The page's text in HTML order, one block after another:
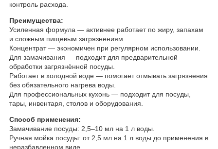
контроль расхода.
Преимущества:
Усиленная формула — активнее работает по жиру, запахам
и сложным пищевым загрязнениям.
Концентрат — экономичен при регулярном использовании.
Для замачивания — подходит для предварительной
обработки загрязнённой посуды.
Работает в холодной воде — помогает отмывать загрязнения
без обязательного нагрева воды.
Для профессиональных кухонь — подходит для посуды,
тары, инвентаря, столов и оборудования.
Способ применения:
Замачивание посуды: 2,5–10 мл на 1 л воды.
Ручная мойка посуды: от 2,5 мл на 1 л воды до применения в
неразбавленном виде.